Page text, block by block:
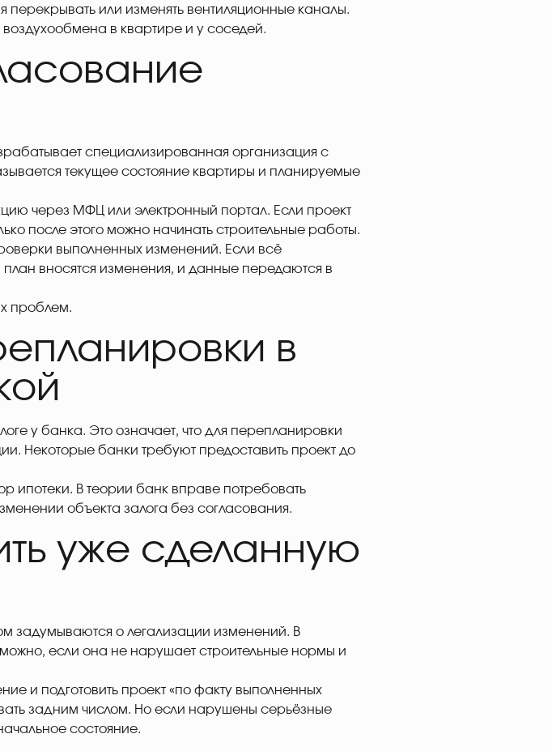
перекрывать или изменять вентиляционные каналы.
в квартире и у соседей.
специализированная организация с
текущее состояние квартиры и планируемые
через МФЦ или электронный портал. Если проект
после этого можно начинать строительные работы.
выполненных изменений. Если всё
план вносятся изменения, и данные передаются в
проблем.
в
у банка. Это означает, что для перепланировки
Некоторые банки требуют предоставить проект до
ипотеки. В теории банк вправе потребовать
объекта залога без согласования.
уже сделанную
задумываются о легализации изменений. В
если она не нарушает строительные нормы и
и подготовить проект «по факту выполненных
задним числом. Но если нарушены серьёзные
состояние.